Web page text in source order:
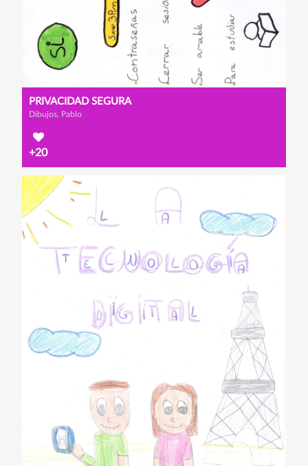
PRIVACIDAD SEGURA
Dibujos, Pablo
+20